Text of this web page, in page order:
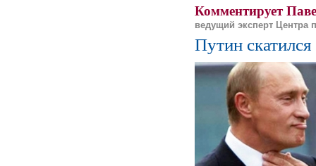
Комментирует
ведущий эксперт Центра
Путин